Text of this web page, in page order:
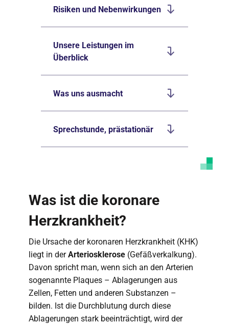
Risiken und Nebenwirkungen
Unsere Leistungen im
Überblick
Was uns ausmacht
Sprechstunde, prästationär
Was ist die koronare
Herzkrankheit?
Die Ursache der koronaren Herzkrankheit (KHK)
liegt in derArteriosklerose (Gefäßverkalkung).
Davon spricht man, wenn sich an den Arterien
sogenannte Plaques – Ablagerungen aus
Zellen, Fetten und anderen Substanzen –
bilden. Ist die Durchblutung durch diese
Ablagerungen stark beeinträchtigt, wird der